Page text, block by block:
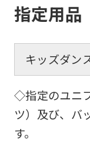
指定用品
キッズダン
◇指定のユニ
ツ）及び、バ
す。